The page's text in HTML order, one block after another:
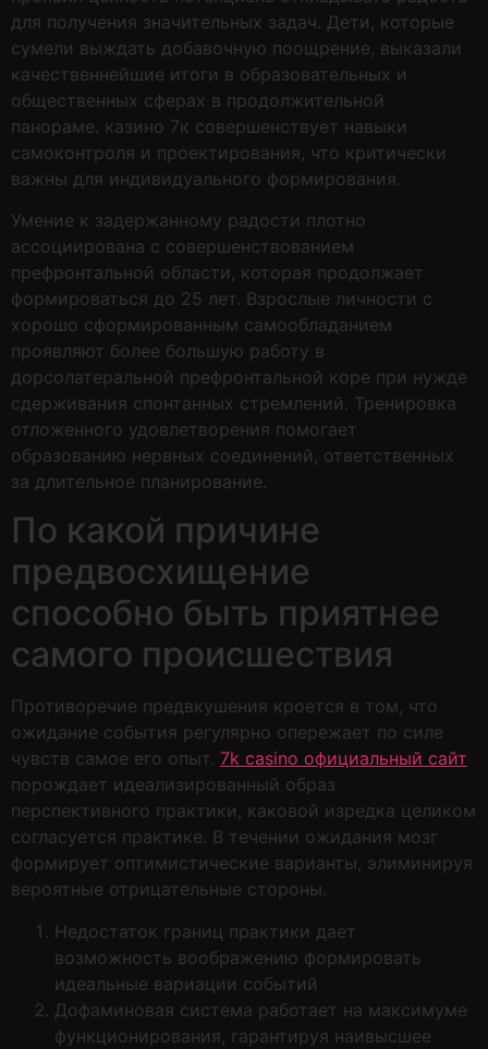
для получения значительных задач. Дети, которые
сумели выждать добавочную поощрение, выказали
качественнейшие итоги в образовательных и
общественных сферах в продолжительной
панораме. казино 7к совершенствует навыки
самоконтроля и проектирования, что критически
важны для индивидуального формирования.
Умение к задержанному радости плотно
ассоциирована с совершенствованием
префронтальной области, которая продолжает
формироваться до 25 лет. Взрослые личности с
хорошо сформированным самообладанием
проявляют более большую работу в
дорсолатеральной префронтальной коре при нужде
сдерживания спонтанных стремлений. Тренировка
отложенного удовлетворения помогает
образованию нервных соединений, ответственных
за длительное планирование.
По какой причине
предвосхищение
способно быть приятнее
самого происшествия
Противоречие предвкушения кроется в том, что
ожидание события регулярно опережает по силе
чувств самое его опыт. 7k casino официальный сайт
порождает идеализированный образ
перспективного практики, каковой изредка целиком
согласуется практике. В течении ожидания мозг
формирует оптимистические варианты, элиминируя
вероятные отрицательные стороны.
Недостаток границ практики дает
возможность воображению формировать
идеальные вариации событий
Дофаминовая система работает на максимуме
функционирования, гарантируя наивысшее